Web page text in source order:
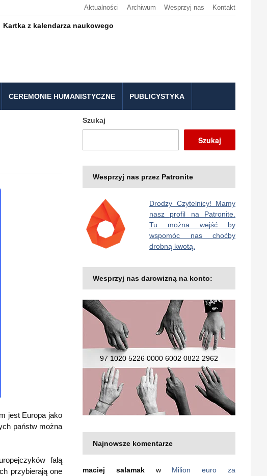
Aktualności Archiwum Wesprzyj nas Kontakt
Kartka z kalendarza naukowego
CEREMONIE HUMANISTYCZNE PUBLICYSTYKA
jest Europa jako
państw można
falą
przybierają one
Szukaj
Szukaj
Wesprzyj nas przez Patronite
Drodzy Czytelnicy! Mamy
nasz profil na Patronite.
Tu można wejść by
wspomóc nas choćby
drobną kwotą.
Wesprzyj nas darowizną na konto:
97 1020 5226 0000 6002 0822 2962
Najnowsze komentarze
maciej salamakw Milion euro za